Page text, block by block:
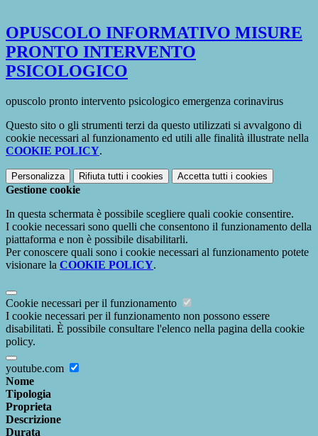
OPUSCOLO INFORMATIVO MISURE
PRONTO INTERVENTO
PSICOLOGICO
opuscolo pronto intervento psicologico emergenza corinavirus
Questo sito o gli strumenti terzi da questo utilizzati si avvalgono di
cookie necessari al funzionamento ed utili alle finalità illustrate nella
COOKIE POLICY.
Personalizza Rifiuta tutti i cookies Accetta tutti i cookies
Gestione cookie
In questa schermata è possibile scegliere quali cookie consentire.
I cookie necessari sono quelli che consentono il funzionamento della
piattaforma e non è possibile disabilitarli.
Per conoscere quali sono i cookie necessari al funzionamento potete
visionare la COOKIE POLICY.
Cookie necessari per il funzionamento
I cookie necessari per il funzionamento non possono essere
disabilitati. È possibile consultare l'elenco nella pagina della cookie
policy.
youtube.com
Nome
Tipologia
Proprieta
Descrizione
Durata